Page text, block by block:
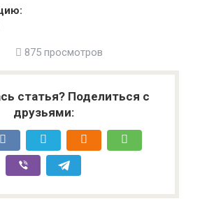
875 просмотров
статья? Поделиться с
друзьями: